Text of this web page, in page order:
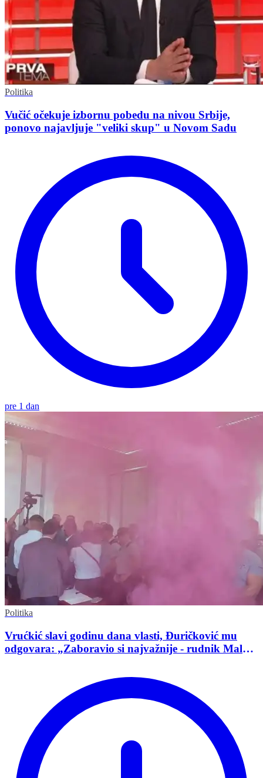
Politika
Vučić očekuje izbornu pobedu na nivou Srbije,
ponovo najavljuje "veliki skup" u Novom Sadu
pre 1 dan
Politika
Vrućkić slavi godinu dana vlasti, Đuričković mu
odgovara: „Zaboravio si najvažnije - rudnik Malka